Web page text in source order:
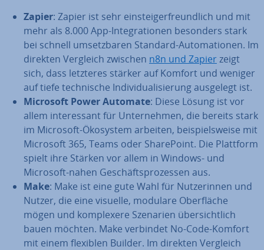
Zapier: Zapier ist sehr ein­steig­er­freund­lich und mit
mehr als 8.000 App-In­te­gra­tio­nen besonders stark
bei schnell um­setz­ba­ren Standard-Au­to­ma­tio­nen. Im
direkten Vergleich zwischen n8n und Zapierzeigt
sich, dass letzteres stärker auf Komfort und weniger
auf tiefe tech­ni­sche In­di­vi­dua­li­sie­rung ausgelegt ist.
Microsoft Power Automate: Diese Lösung ist vor
allem in­ter­es­sant für Un­ter­neh­men, die bereits stark
im Microsoft-Ökosystem arbeiten, bei­spiels­wei­se mit
Microsoft 365, Teams oder Share­Point. Die Plattform
spielt ihre Stärken vor allem in Windows- und
Microsoft-nahen Ge­schäfts­pro­zes­sen aus.
Make: Make ist eine gute Wahl für Nut­ze­rin­nen und
Nutzer, die eine visuelle, modulare Ober­flä­che
mögen und kom­ple­xe­re Szenarien über­sicht­lich
bauen möchten. Make verbindet No-Code-Komfort
mit einem flexiblen Builder. Im direkten Vergleich